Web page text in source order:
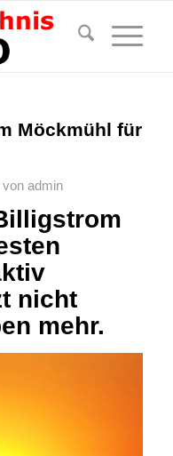
Möckmühl für
von admin
nicht
mehr.